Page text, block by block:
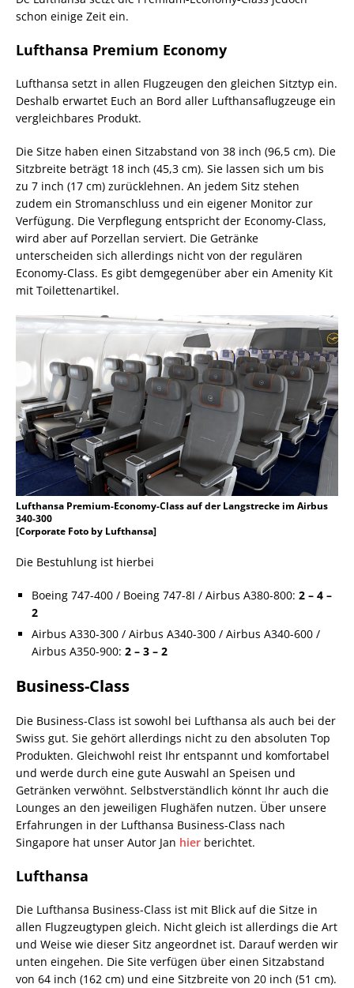
schon einige Zeit ein.
Lufthansa Premium Economy
Lufthansa setzt in allen Flugzeugen den gleichen Sitztyp ein.
Deshalb erwartet Euch an Bord aller Lufthansaflugzeuge ein
vergleichbares Produkt.
Die Sitze haben einen Sitzabstand von 38 inch (96,5 cm). Die
Sitzbreite beträgt 18 inch (45,3 cm). Sie lassen sich um bis
zu 7 inch (17 cm) zurücklehnen. An jedem Sitz stehen
zudem ein Stromanschluss und ein eigener Monitor zur
Verfügung. Die Verpflegung entspricht der Economy-Class,
wird aber auf Porzellan serviert. Die Getränke
unterscheiden sich allerdings nicht von der regulären
Economy-Class. Es gibt demgegenüber aber ein Amenity Kit
mit Toilettenartikel.
Lufthansa Premium-Economy-Class auf der Langstrecke im Airbus
340-300
[Corporate Foto by Lufthansa]
Die Bestuhlung ist hierbei
Boeing 747-400 / Boeing 747-8I / Airbus A380-800: 2 – 4 –
2
Airbus A330-300 / Airbus A340-300 / Airbus A340-600 /
Airbus A350-900: 2 – 3 – 2
Business-Class
Die Business-Class ist sowohl bei Lufthansa als auch bei der
Swiss gut. Sie gehört allerdings nicht zu den absoluten Top
Produkten. Gleichwohl reist Ihr entspannt und komfortabel
und werde durch eine gute Auswahl an Speisen und
Getränken verwöhnt. Selbstverständlich könnt Ihr auch die
Lounges an den jeweiligen Flughäfen nutzen. Über unsere
Erfahrungen in der Lufthansa Business-Class nach
Singapore hat unser Autor Jan hier berichtet.
Lufthansa
Die Lufthansa Business-Class ist mit Blick auf die Sitze in
allen Flugzeugtypen gleich. Nicht gleich ist allerdings die Art
und Weise wie dieser Sitz angeordnet ist. Darauf werden wir
unten eingehen. Die Site verfügen über einen Sitzabstand
von 64 inch (162 cm) und eine Sitzbreite von 20 inch (51 cm).